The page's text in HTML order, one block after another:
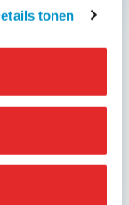
tonen
op, dan
kunt